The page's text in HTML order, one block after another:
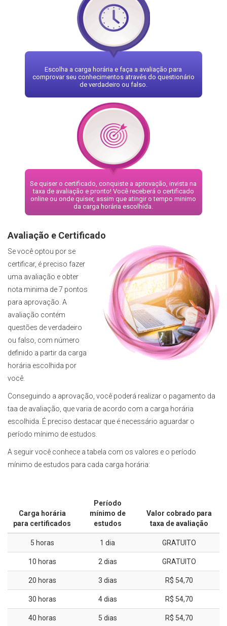
Escolha a carga horária e faça a avaliação para
comprovar seu conhecimentos através do questionário
de verdadeiro ou falso.
Se quiser o certificado, conquiste a aprovação, invista na
taxa de avaliação e pronto! Você receberá o certificado
online ou onde quiser, assim que atingir o tempo minimo
da carga horária escolhida.
Avaliação e Certificado
Se você optou por se
certificar, é preciso fazer
uma avaliação e obter
nota minima de 7 pontos
para aprovação. A
avaliação contém
questões de verdadeiro
ou falso, com número
definido a partir da carga
horária escolhida por
você.
Conseguindo a aprovação, você poderá realizar o pagamento da
taa de avaliação, que varia de acordo com a carga horária
escolhida. É preciso destacar que é necessário aguardar o
período mínimo de estudos.
A seguir você conhece a tabela com os valores e o período
mínimo de estudos para cada carga horária:
Carga horária
para certificados
Período
mínimo de
estudos
Valor cobrado para
taxa de avaliação
5 horas 1 dia GRATUITO
10 horas 2 dias GRATUITO
20 horas 3 dias R$ 54,70
30 horas 4 dias R$ 54,70
40 horas 5 dias R$ 54,70